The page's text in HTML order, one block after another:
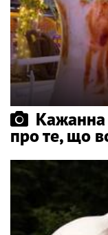
Кажанна
про те, що